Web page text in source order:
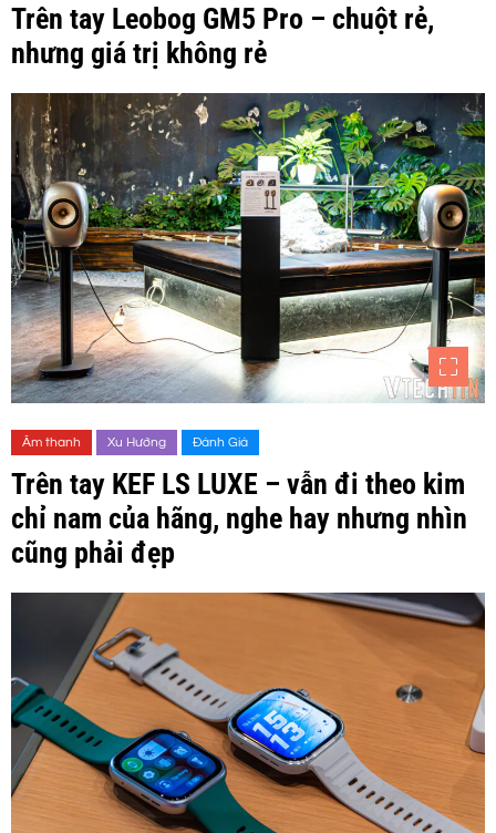
Trên tay Leobog GM5 Pro – chuột rẻ,
nhưng giá trị không rẻ
Âm thanh Xu Hướng Đánh Giá
Trên tay KEF LS LUXE – vẫn đi theo kim
chỉ nam của hãng, nghe hay nhưng nhìn
cũng phải đẹp